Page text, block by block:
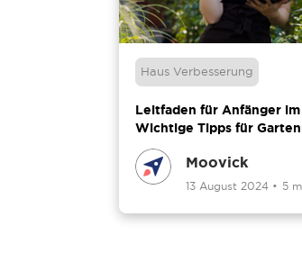
Haus Verbesserung
Leitfaden für Anfänger
Wichtige Tipps für
Moovick
13 August 2024 • 5